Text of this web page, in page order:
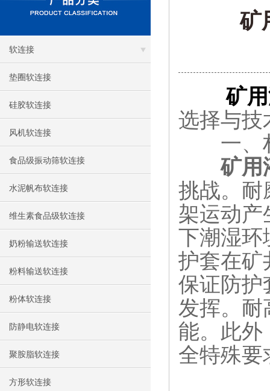
软连接
垫圈软连接
硅胶软连接
风机软连接
食品级振动筛软连接
水泥帆布软连接
维生素食品级软连接
奶粉输送软连接
粉料输送软连接
粉体软连接
防静电软连接
聚胺脂软连接
方形软连接
矿
矿
选择与技
一、
矿用
挑战。耐
架运动产
下潮湿环
护套在矿
保证防护
发挥。耐
能。此外
全特殊要